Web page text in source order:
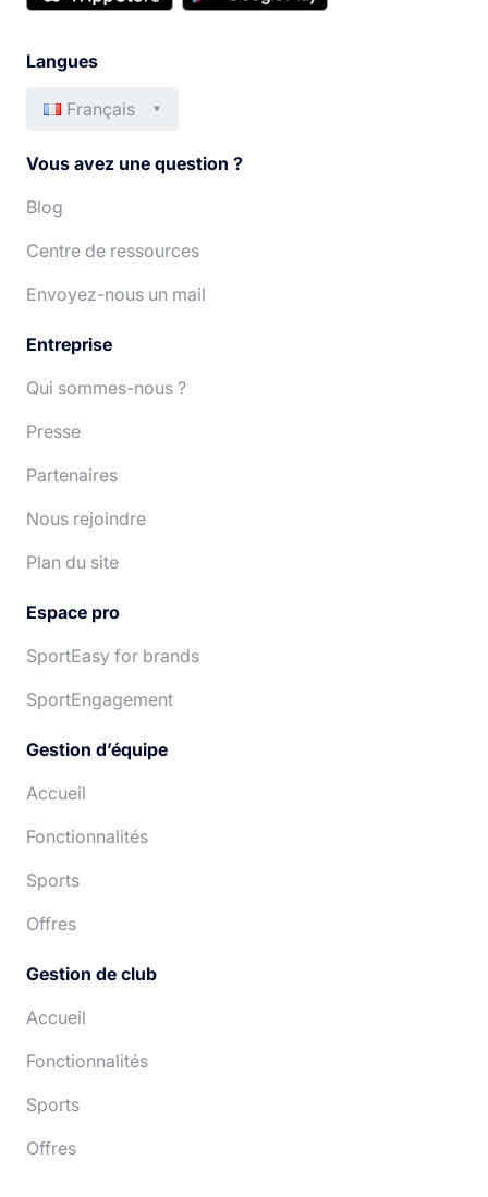
Langues
Français
Deutsch
Italiano
Vous avez une question ?
Blog
Centre de ressources
Envoyez-nous un mail
Entreprise
Qui sommes-nous ?
Presse
Partenaires
Nous rejoindre
Plan du site
Espace pro
SportEasy for brands
SportEngagement
Gestion d’équipe
Accueil
Fonctionnalités
Sports
Offres
Gestion de club
Accueil
Fonctionnalités
Sports
Offres